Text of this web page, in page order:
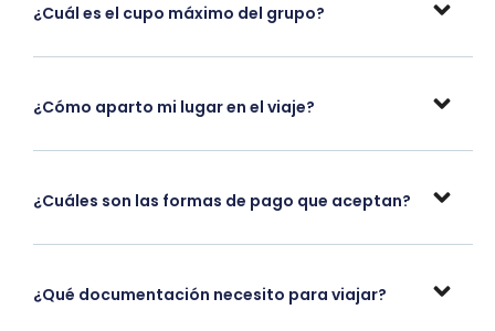
¿Cuál es el cupo máximo del grupo?
¿Cómo aparto mi lugar en el viaje?
¿Cuáles son las formas de pago que aceptan?
¿Qué documentación necesito para viajar?